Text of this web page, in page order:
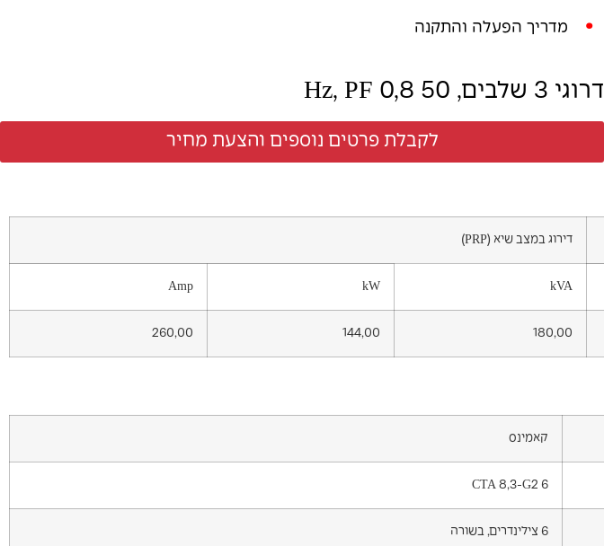
מדריך הפעלה והתקנה
דרוגי 3 שלבים, 50 Hz, PF 0,8
לקבלת פרטים נוספים והצעת מחיר
דירוג במצב שיא (PRP)
kVA
kW
Amp
180,00
144,00
260,00
קאמינס
6 CTA 8,3-G2
6 צילינדרים, בשורה